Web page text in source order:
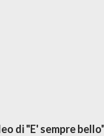
di "E' sempre